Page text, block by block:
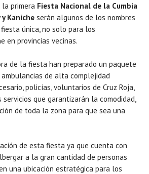
la primera Fiesta Nacional de la Cumbia
y Kaniche serán algunos de los nombres
única, no solo para los
en provincias vecinas.
de la fiesta han preparado un paquete
de alta complejidad
policías, voluntarios de Cruz Roja,
que garantizarán la comodidad,
de toda la zona para que sea una
de esta fiesta ya que cuenta con
a la gran cantidad de personas
una ubicación estratégica para los